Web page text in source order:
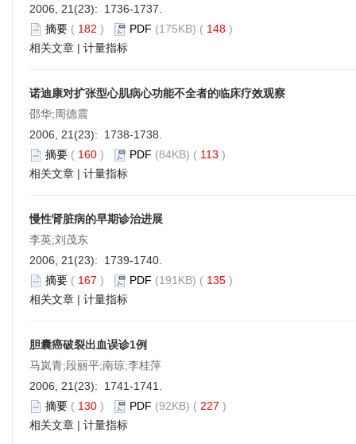
2006, 21(23): 1736-1737.
摘要 ( 182 ) PDF (175KB) ( 148 )
相关文章 | 计量指标
诺迪康对扩张型心肌病心功能不全者的临床疗效观察
邵华;周德震
2006, 21(23): 1738-1738.
摘要 ( 160 ) PDF (84KB) ( 113 )
相关文章 | 计量指标
慢性肾脏病的早期诊治进展
李英;刘茂东
2006, 21(23): 1739-1740.
摘要 ( 167 ) PDF (191KB) ( 135 )
相关文章 | 计量指标
胆囊癌破裂出血误诊1例
马岚青;段丽平;南琼;李桂萍
2006, 21(23): 1741-1741.
摘要 ( 130 ) PDF (92KB) ( 227 )
相关文章 | 计量指标